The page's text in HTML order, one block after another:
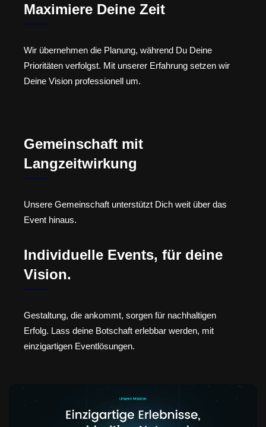
Maximiere Deine Zeit
Wir übernehmen die Planung, während Du Deine
Prioritäten verfolgst. Mit unserer Erfahrung setzen wir
Deine Vision professionell um.
Gemeinschaft mit
Langzeitwirkung
Unsere Gemeinschaft unterstützt Dich weit über das
Event hinaus.
Individuelle Events, für deine
Vision.
Gestaltung, die ankommt, sorgen für nachhaltigen
Erfolg. Lass deine Botschaft erlebbar werden, mit
einzigartigen Eventlösungen.